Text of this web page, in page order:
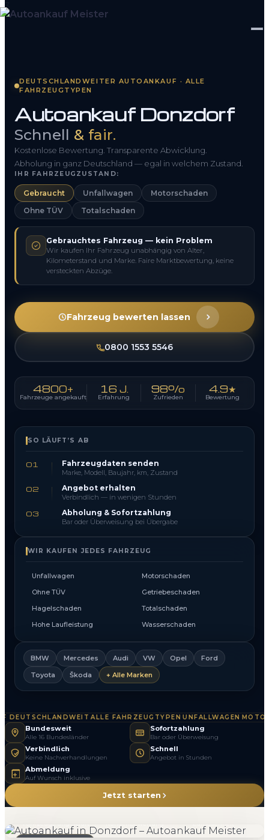
So funktioniert’s
Kontakt
FAQ
0800 1553 5546
Kostenlos anfragen
DEUTSCHLANDWEITER AUTOANKAUF · ALLE
FAHRZEUGTYPEN
Autoankauf Donzdorf
Schnell & fair.
Kostenlose Bewertung. Transparente Abwicklung.
Abholung in ganz Deutschland — egal in welchem Zustand.
IHR FAHRZEUGZUSTAND:
Gebraucht Unfallwagen
Motorschaden
Ohne TÜV
Totalschaden
Gebrauchtes Fahrzeug — kein Problem
Wir kaufen Ihr Fahrzeug unabhängig von Alter,
Kilometerstand und Marke. Faire Marktbewertung, keine
versteckten Abzüge.
Fahrzeug bewerten lassen
0800 1553 5546
4800+
Fahrzeuge angekauft
16 J.
Erfahrung
98%
Zufrieden
4.9★
Bewertung
SO LÄUFT’S AB
01 Fahrzeugdaten senden
Marke, Modell, Baujahr, km, Zustand
02 Angebot erhalten
Verbindlich — in wenigen Stunden
03 Abholung & Sofortzahlung
Bar oder Überweisung bei Übergabe
WIR KAUFEN JEDES FAHRZEUG
Unfallwagen
Motorschaden
Ohne TÜV
Getriebeschaden
Hagelschaden
Totalschaden
Hohe Laufleistung
Wasserschaden
BMW Mercedes Audi VW Opel
Ford
Toyota
Škoda + Alle Marken
ALLE FAHRZEUGTYPEN·UNFALLWAGEN·
Bundesweit
Alle 16 Bundesländer
Sofortzahlung
Bar oder Überweisung
Verbindlich
Keine Nachverhandlungen
Schnell
Angebot in Stunden
Abmeldung
Auf Wunsch inklusive
Jetzt starten